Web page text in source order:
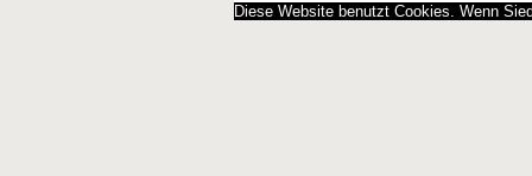
Diese Website benutzt Cookies. Wenn